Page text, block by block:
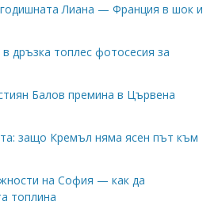
Лиана — Франция в шок и
дръзка топлес фотосесия за
Балов премина в Цървена
защо Кремъл няма ясен път към
на София — как да
топлина